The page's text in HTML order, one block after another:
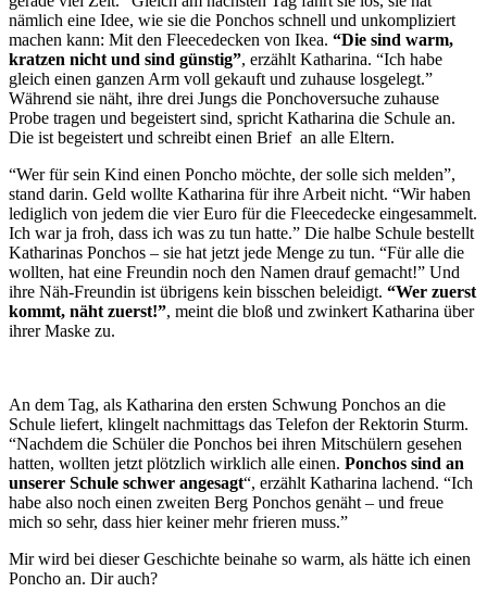
nämlich eine Idee, wie sie die Ponchos schnell und unkompliziert
machen kann: Mit den Fleecedecken von Ikea. “Die sind warm,
kratzen nicht und sind günstig”, erzählt Katharina. “Ich habe
gleich einen ganzen Arm voll gekauft und zuhause losgelegt.”
Während sie näht, ihre drei Jungs die Ponchoversuche zuhause
Probe tragen und begeistert sind, spricht Katharina die Schule an.
Die ist begeistert und schreibt einen Brief an alle Eltern.
“Wer für sein Kind einen Poncho möchte, der solle sich melden”,
stand darin. Geld wollte Katharina für ihre Arbeit nicht. “Wir haben
lediglich von jedem die vier Euro für die Fleecedecke eingesammelt.
Ich war ja froh, dass ich was zu tun hatte.” Die halbe Schule bestellt
Katharinas Ponchos – sie hat jetzt jede Menge zu tun. “Für alle die
wollten, hat eine Freundin noch den Namen drauf gemacht!” Und
ihre Näh-Freundin ist übrigens kein bisschen beleidigt. “Wer zuerst
kommt, näht zuerst!”, meint die bloß und zwinkert Katharina über
ihrer Maske zu.
An dem Tag, als Katharina den ersten Schwung Ponchos an die
Schule liefert, klingelt nachmittags das Telefon der Rektorin Sturm.
“Nachdem die Schüler die Ponchos bei ihren Mitschülern gesehen
hatten, wollten jetzt plötzlich wirklich alle einen. Ponchos sind an
unserer Schule schwer angesagt“, erzählt Katharina lachend. “Ich
habe also noch einen zweiten Berg Ponchos genäht – und freue
mich so sehr, dass hier keiner mehr frieren muss.”
Mir wird bei dieser Geschichte beinahe so warm, als hätte ich einen
Poncho an. Dir auch?